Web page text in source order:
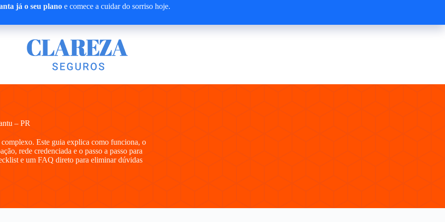
já o seu planoe comece a cuidar do sorriso hoje.
– PR
Este guia explica como funciona, o
rede credenciada e o passo a passo para
e um FAQ direto para eliminar dúvidas